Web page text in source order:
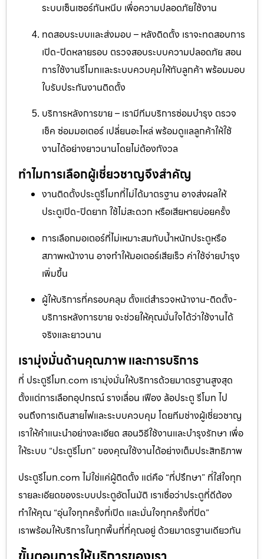
ระบบเซ็นเซอร์กันหนีบ เพื่อความปลอดภัยใช้งาน
ทดสอบระบบและส่งมอบ – หลังติดตั้ง เราจะทดสอบการ
เปิด-ปิดหลายรอบ ตรวจสอบระบบความปลอดภัย สอน
การใช้งานรีโมทและระบบควบคุมให้กับลูกค้า พร้อมมอบ
ใบรับประกันงานติดตั้ง
บริการหลังการขาย – เรามีทีมบริการซ่อมบำรุง ตรวจ
เช็ค ซ่อมมอเตอร์ เปลี่ยนอะไหล่ พร้อมดูแลลูกค้าให้ใช้
งานได้อย่างยาวนานโดยไม่ต้องกังวล
ทำไมการเลือกผู้เชี่ยวชาญจึงสำคัญ
งานติดตั้งประตูรีโมทที่ไม่ได้มาตรฐาน อาจส่งผลให้
ประตูเปิด-ปิดยาก ใช้ไม่สะดวก หรือเสียหายบ่อยครั้ง
การเลือกมอเตอร์ที่ไม่เหมาะสมกับน้ำหนักประตูหรือ
สภาพหน้างาน อาจทำให้มอเตอร์เสียเร็ว ค่าใช้จ่ายบำรุง
เพิ่มขึ้น
ผู้ให้บริการที่ครอบคลุม ตั้งแต่สำรวจหน้างาน-ติดตั้ง-
บริการหลังการขาย จะช่วยให้คุณมั่นใจได้ว่าใช้งานได้
จริงและยาวนาน
เรามุ่งมั่นด้านคุณภาพ และการบริการ
ที่ ประตูรีโมท.com เรามุ่งมั่นให้บริการด้วยมาตรฐานสูงสุด
ตั้งแต่การเลือกอุปกรณ์ รางเลื่อน เฟือง ล้อประตู รีโมท ไป
จนถึงการเดินสายไฟและระบบควบคุม โดยทีมช่างผู้เชี่ยวชาญ
เราให้คำแนะนำอย่างละเอียด สอนวิธีใช้งานและบำรุงรักษา เพื่อ
ให้ระบบ “ประตูรีโมท” ของคุณใช้งานได้อย่างเต็มประสิทธิภาพ
ประตูรีโมท.com ไม่ใช่แค่ผู้ติดตั้ง แต่คือ “ที่ปรึกษา” ที่ใส่ใจทุก
รายละเอียดของระบบประตูอัตโนมัติ เราเชื่อว่าประตูที่ดีต้อง
ทำให้คุณ “อุ่นใจทุกครั้งที่เปิด และมั่นใจทุกครั้งที่ปิด”
เราพร้อมให้บริการในทุกพื้นที่ที่คุณอยู่ ด้วยมาตรฐานเดียวกัน